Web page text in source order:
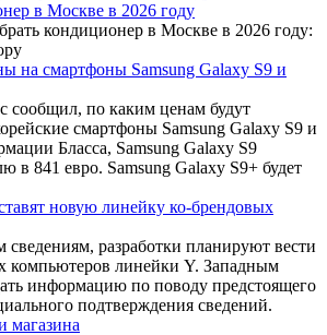
в Москве в 2026 году
кондиционер в Москве в 2026 году:
на смартфоны Samsung Galaxy S9 и
сообщил, по каким ценам будут
смартфоны Samsung Galaxy S9 и
Бласса, Samsung Galaxy S9
в 841 евро. Samsung Galaxy S9+ будет
новую линейку ко-брендовых
разработки планируют вести
компьютеров линейки Y. Западным
информацию по поводу предстоящего
подтверждения сведений.
магазина